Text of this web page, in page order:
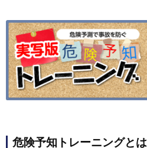
危険予知トレーニングとは